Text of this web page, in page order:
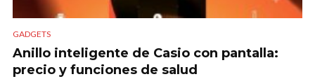
GADGETS
Anillo inteligente de Casio con pantalla:
precio y funciones de salud